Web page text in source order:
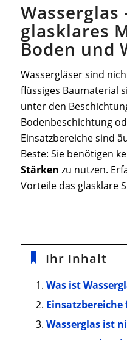
Wasserglas
glasklares
Boden und
Wassergläser sind
flüssiges Baumaterial
unter den
Bodenbeschichtung
Einsatzbereiche sind
Beste: Sie benötigen
Stärken zu nutzen.
Vorteile das glasklare
Ihr Inhalt
Was ist
Einsatzbereiche
Wasserglas ist